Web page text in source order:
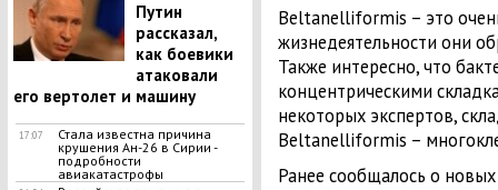
Путин
рассказал,
как боевики
атаковали
его вертолет и машину
17:07
Стала известна причина
крушения Ан-26 в Сирии -
подробности
авиакатастрофы
Beltanelliformis – это
жизнедеятельности они
Также интересно, что
концентрическими
некоторых экспертов,
Beltanelliformis –
Ранее сообщалось о